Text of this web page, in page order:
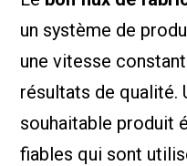
un système de
une vitesse
résultats de qualité.
souhaitable produit
fiables qui sont